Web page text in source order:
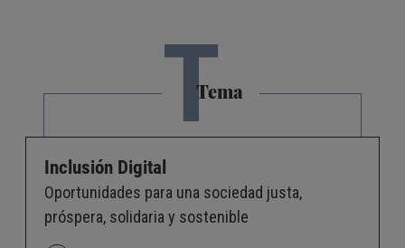
TTema
Inclusión Digital
Oportunidades para una sociedad justa,
próspera, solidaria y sostenible